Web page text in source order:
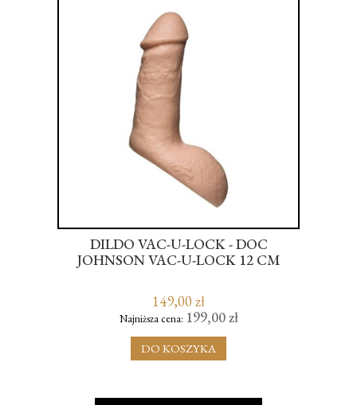
DILDO VAC-U-LOCK - DOC
JOHNSON VAC-U-LOCK 12 CM
149,00 zł
Najniższa cena: 199,00 zł
DO KOSZYKA